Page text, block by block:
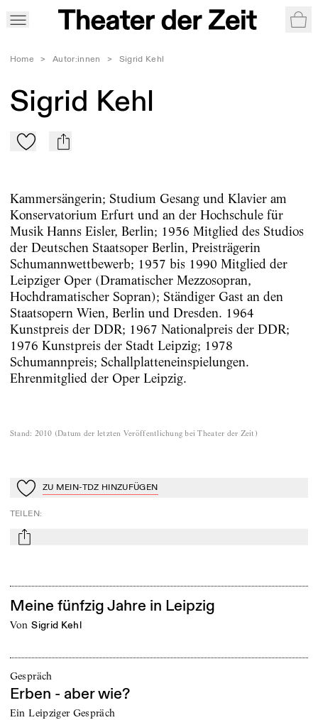
Home > Autor:innen > Sigrid Kehl
Sigrid Kehl
Zu Mein-TdZ hinzufügen
mail
Kammersängerin; Studium Gesang und Klavier am
Konservatorium Erfurt und an der Hochschule für
Musik Hanns Eisler, Berlin; 1956 Mitglied des Studios
der Deutschen Staatsoper Berlin, Preisträgerin
Schumannwettbewerb; 1957 bis 1990 Mitglied der
Leipziger Oper (Dramatischer Mezzosopran,
Hochdramatischer Sopran); Ständiger Gast an den
Staatsopern Wien, Berlin und Dresden. 1964
Kunstpreis der DDR; 1967 Nationalpreis der DDR;
1976 Kunstpreis der Stadt Leipzig; 1978
Schumannpreis; Schallplatteneinspielungen.
Ehrenmitglied der Oper Leipzig.
Stand: 2010 (Datum der letzten Veröffentlichung bei Theater der Zeit )
Zu Mein-TdZ hinzufügen
ZU MEIN-TDZ HINZUFÜGEN
TEILEN:
mail
Meine fünfzig Jahre in Leipzig
von Sigrid Kehl
Gespräch
Erben - aber wie?
Ein Leipziger Gespräch